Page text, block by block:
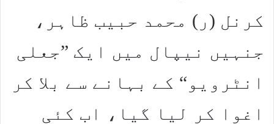
کرنل (ر) محمد حبیب ظاہر،
جنہیں نیپال میں ایک ”جعلی
انٹرویو“ کے بہانے سے بلا کر
اغوا کر لیا گیا، اب کئی